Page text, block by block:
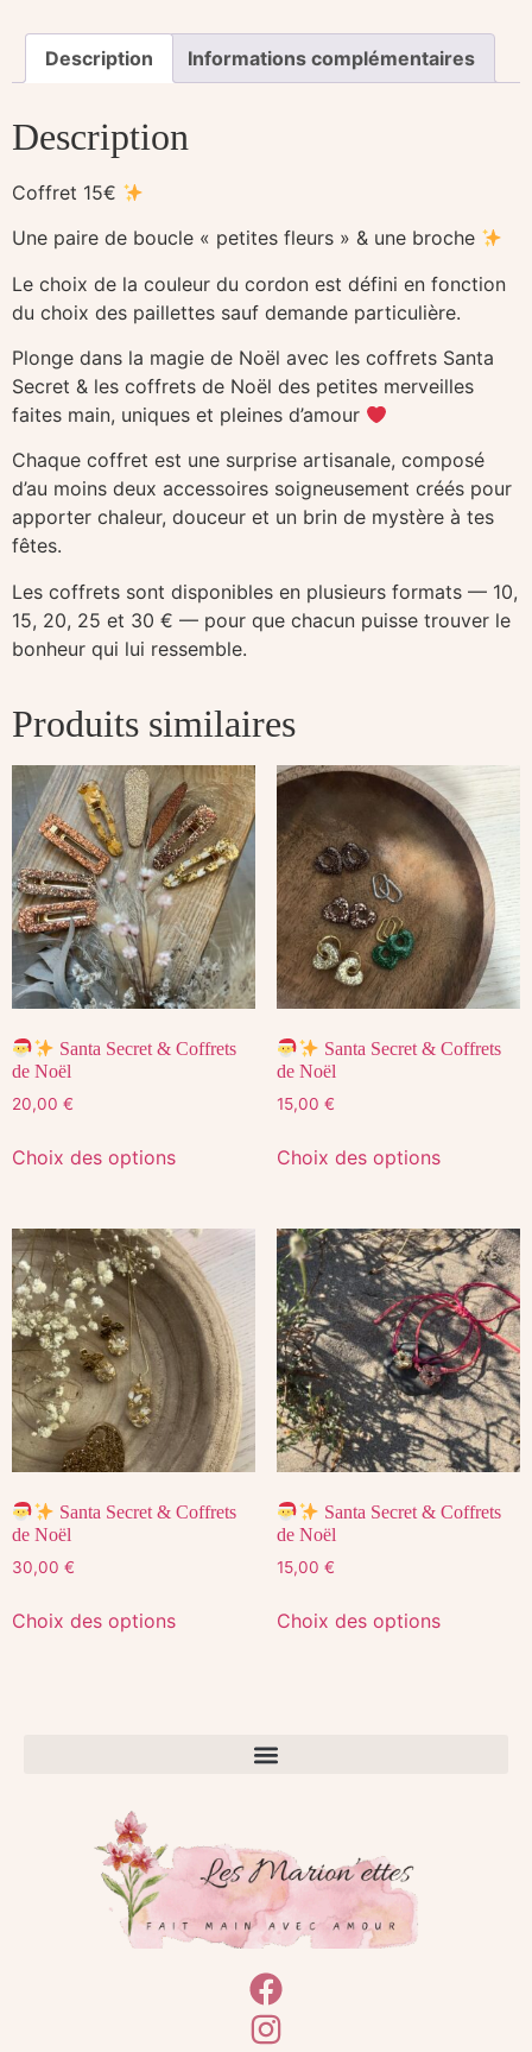
Description Informations complémentaires
Description
Coffret 15€
Une paire de boucle « petites fleurs » & une broche
Le choix de la couleur du cordon est défini en fonction
du choix des paillettes sauf demande particulière.
Plonge dans la magie de Noël avec les coffrets Santa
Secret & les coffrets de Noël des petites merveilles
faites main, uniques et pleines d’amour
Chaque coffret est une surprise artisanale, composé
d’au moins deux accessoires soigneusement créés pour
apporter chaleur, douceur et un brin de mystère à tes
fêtes.
Les coffrets sont disponibles en plusieurs formats — 10,
15, 20, 25 et 30 € — pour que chacun puisse trouver le
bonheur qui lui ressemble.
Produits similaires
Santa Secret & Coffrets
de Noël
20,00 €
Choix des options
Santa Secret & Coffrets
de Noël
15,00 €
Choix des options
Santa Secret & Coffrets
de Noël
30,00 €
Choix des options
Santa Secret & Coffrets
de Noël
15,00 €
Choix des options